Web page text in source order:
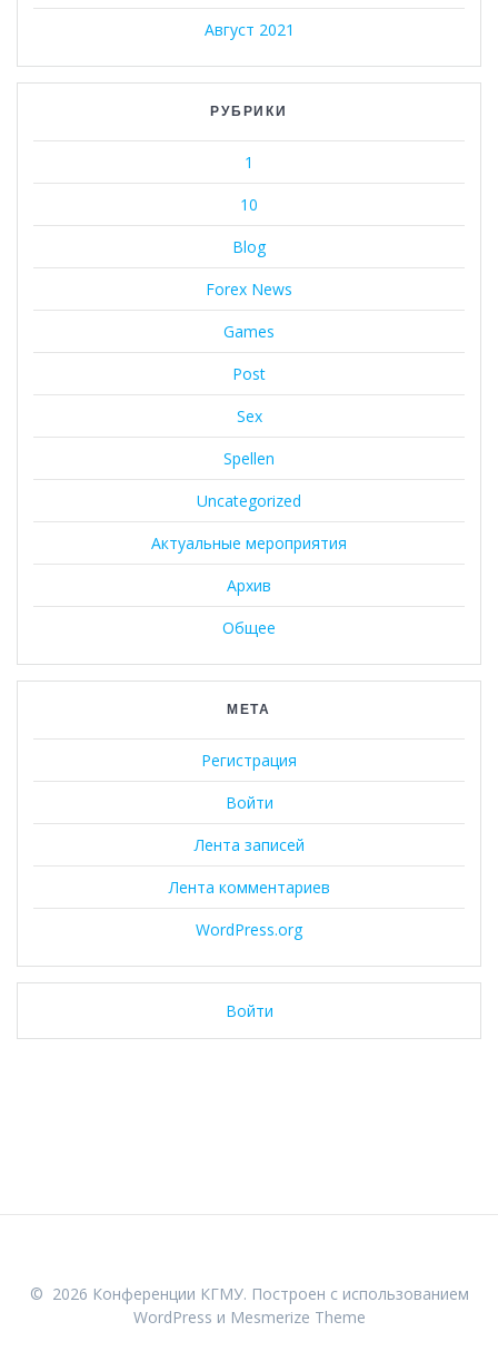
Август 2021
РУБРИКИ
1
10
Blog
Forex News
Games
Post
Sex
Spellen
Uncategorized
Актуальные мероприятия
Архив
Общее
МЕТА
Регистрация
Войти
Лента записей
Лента комментариев
WordPress.org
Войти
© 2026 Конференции КГМУ. Построен с использованием
WordPress и Mesmerize Theme